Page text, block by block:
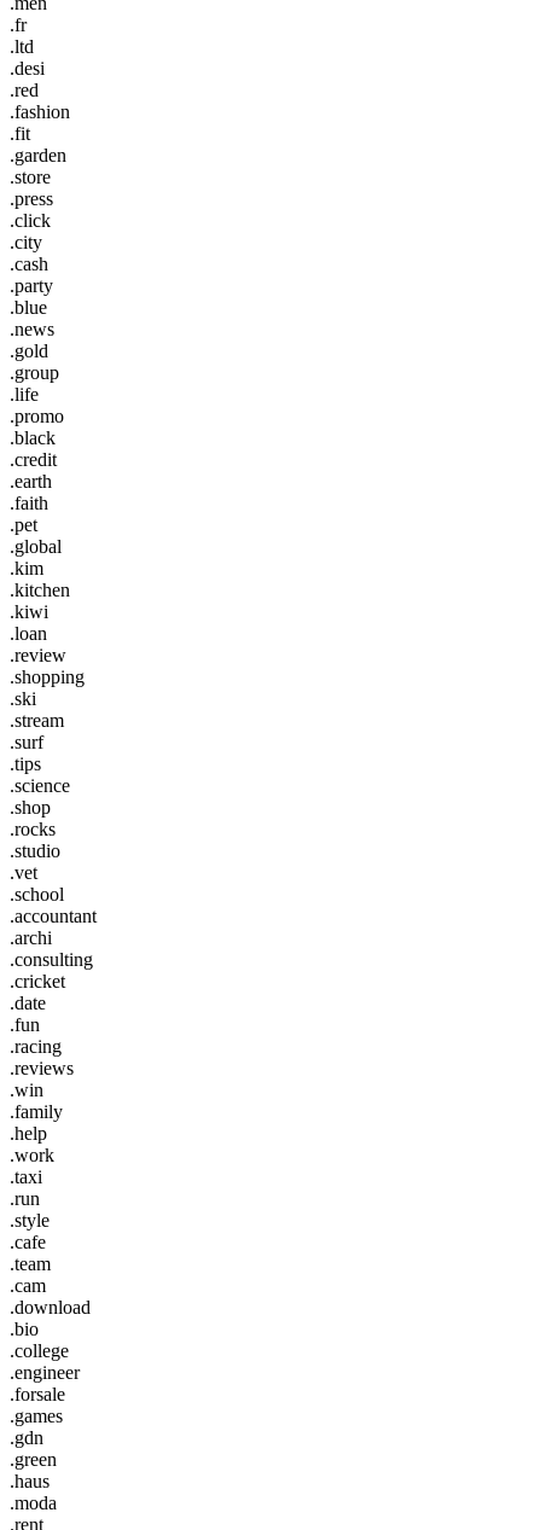
.fr
.ltd
.desi
.red
.fashion
.fit
.garden
.store
.press
.click
.city
.cash
.party
.blue
.news
.gold
.group
.life
.promo
.black
.credit
.earth
.faith
.pet
.global
.kim
.kitchen
.kiwi
.loan
.review
.shopping
.ski
.stream
.surf
.tips
.science
.shop
.rocks
.studio
.vet
.school
.accountant
.archi
.consulting
.cricket
.date
.fun
.racing
.reviews
.win
.family
.help
.work
.taxi
.run
.style
.cafe
.team
.cam
.download
.bio
.college
.engineer
.forsale
.games
.gdn
.green
.haus
.moda
.rent